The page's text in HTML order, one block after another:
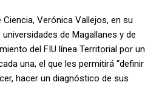
Verónica Vallejos, en su
de Magallanes y de
del FIU línea Territorial por un
una, el que les permitirá “definir
hacer un diagnóstico de sus